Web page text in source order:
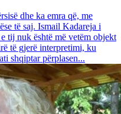
dhe ka emra që, me
të saj. Ismail Kadareja i
tij nuk është më vetëm objekt
të gjerë interpretimi, ku
shqiptar përplasen...